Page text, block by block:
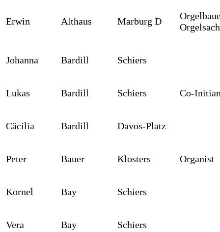
Erwin Althaus Marburg D
Johanna Bardill Schiers
Lukas Bardill Schiers Co-
Cäcilia Bardill Davos-Platz
Peter Bauer Klosters Organist
Kornel Bay Schiers
Vera Bay Schiers